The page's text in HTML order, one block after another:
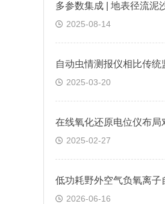
2025-08-14
2025-03-20
2025-02-27
2026-06-16